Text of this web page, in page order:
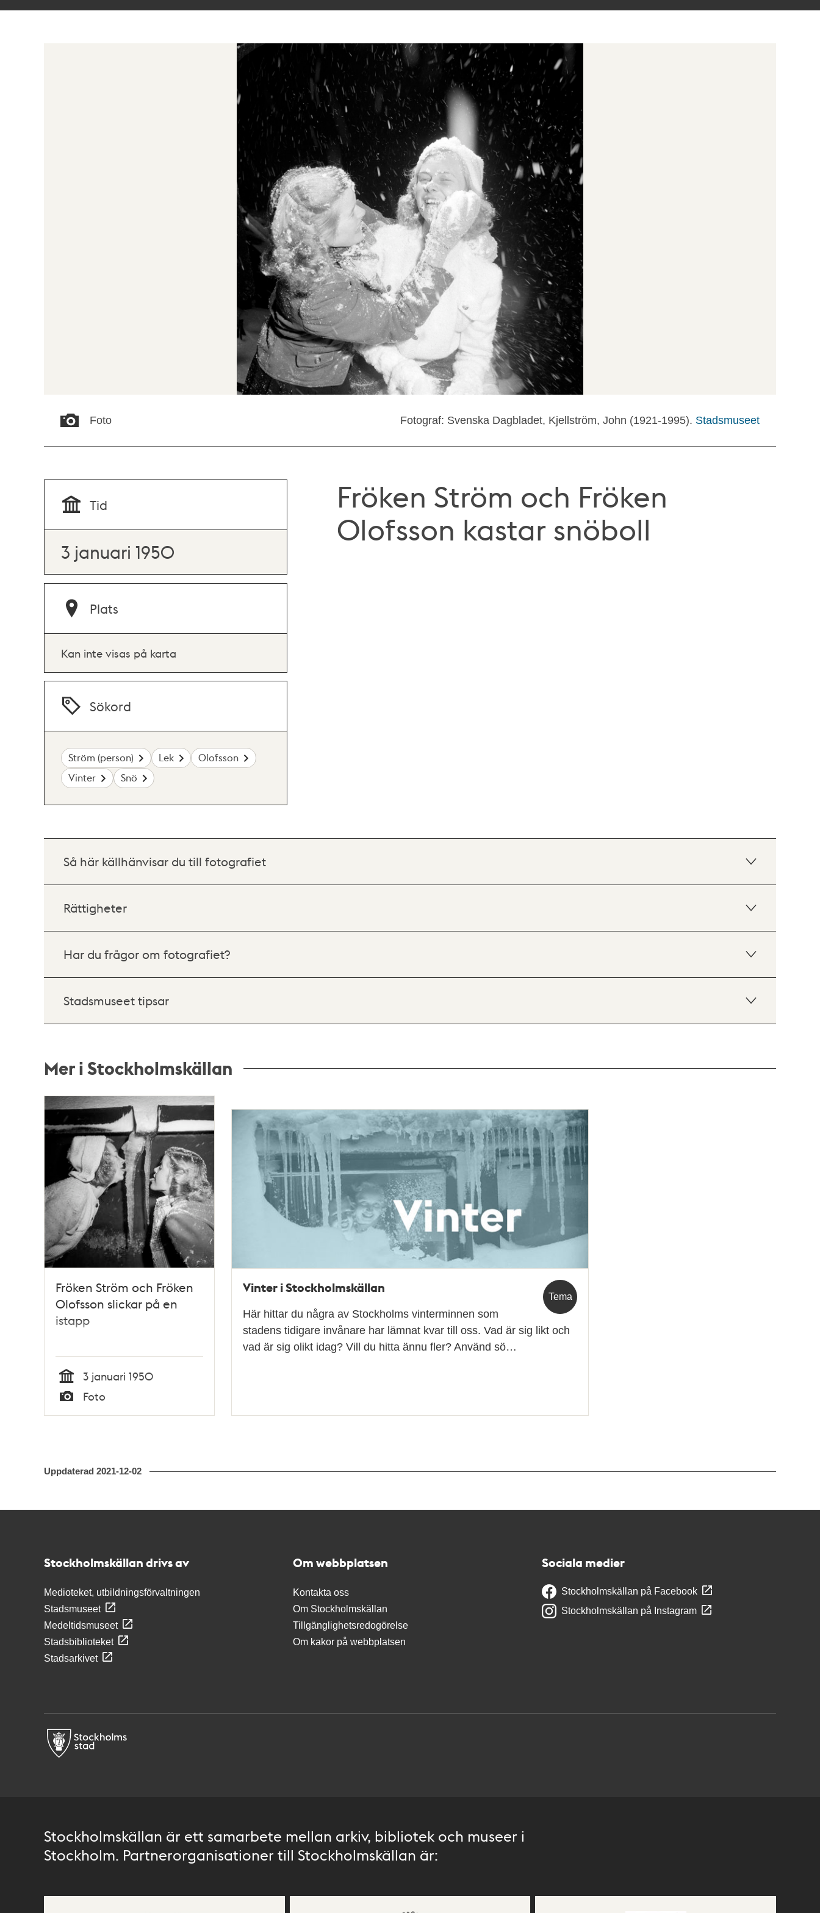
Foto Fotograf: Svenska Dagbladet, Kjellström, John (1921-1995). Stadsmuseet
Fröken Ström och Fröken
Olofsson kastar snöboll
Tid
3 januari 1950
Plats
Kan inte visas på karta
Sökord
Ström (person) Lek
Olofsson
Vinter
Snö
Så här källhänvisar du till fotografiet
Rättigheter
Har du frågor om fotografiet?
Stadsmuseet tipsar
Mer i Stockholmskällan
Relaterade
poster
och
teman
Fröken Ström och Fröken
Olofsson slickar på en
istapp
Tid
3 januari 1950
Typ
Foto
Tema
Vinter i Stockholmskällan
Här hittar du några av Stockholms vinterminnen som
stadens tidigare invånare har lämnat kvar till oss. Vad är sig likt och
vad är sig olikt idag? Vill du hitta ännu fler? Använd sö…
Uppdaterad 2021-12-02
Stockholmskällan drivs av
Medioteket, utbildningsförvaltningen
Stadsmuseet
Medeltidsmuseet
Stadsbiblioteket
Stadsarkivet
Om webbplatsen
Kontakta oss
Om Stockholmskällan
Tillgänglighetsredogörelse
Om kakor på webbplatsen
Sociala medier
Stockholmskällan på Facebook
Stockholmskällan på Instagram
Stockholmskällan är ett samarbete mellan arkiv, bibliotek och museer i
Stockholm. Partnerorganisationer till Stockholmskällan är: